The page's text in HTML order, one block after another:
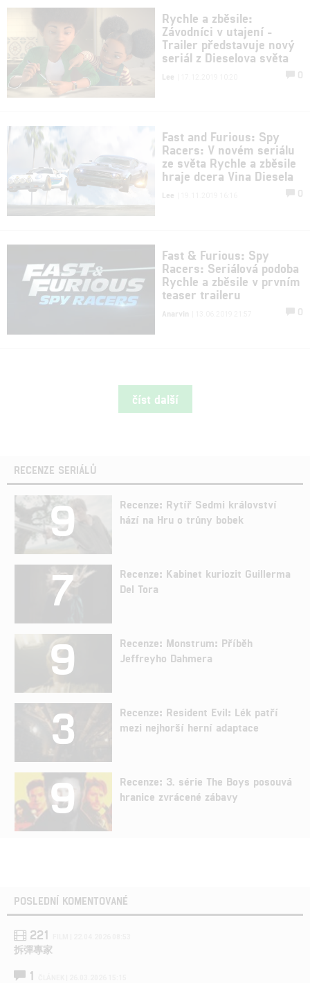
Rychle a zběsile:
Závodníci v utajení -
Trailer představuje nový
seriál z Dieselova světa
Lee 0
Fast and Furious: Spy
Racers: V novém seriálu
ze světa Rychle a zběsile
hraje dcera Vina Diesela
Lee 0
Fast & Furious: Spy
Racers: Seriálová podoba
Rychle a zběsile v prvním
teaser traileru
Anarvin 0
číst další
RECENZE SERIÁLŮ
9
Recenze: Rytíř Sedmi království
hází na Hru o trůny bobek
7
Recenze: Kabinet kuriozit Guillerma
Del Tora
9
Recenze: Monstrum: Příběh
Jeffreyho Dahmera
3
Recenze: Resident Evil: Lék patří
mezi nejhorší herní adaptace
9
Recenze: 3. série The Boys posouvá
hranice zvrácené zábavy
POSLEDNÍ KOMENTOVANÉ
221
拆彈專家
1